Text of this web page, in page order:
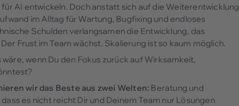
AI entwickeln. Doch anstatt sich auf die Weiterentwicklung
im Alltag für Wartung, Bugfixing und endloses
Schulden verlangsamen die Entwicklung, das
Frust im Team wächst. Skalierung ist so kaum möglich.
wäre, wenn Du den Fokus zurück auf Wirksamkeit,
wir das Beste aus zwei Welten: Beratung und
es nicht reicht Dir und Deinem Team nur Lösungen